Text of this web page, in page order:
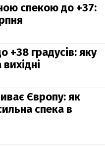
спекою до +37:
+38 градусів: яку
Європу: як
спека в